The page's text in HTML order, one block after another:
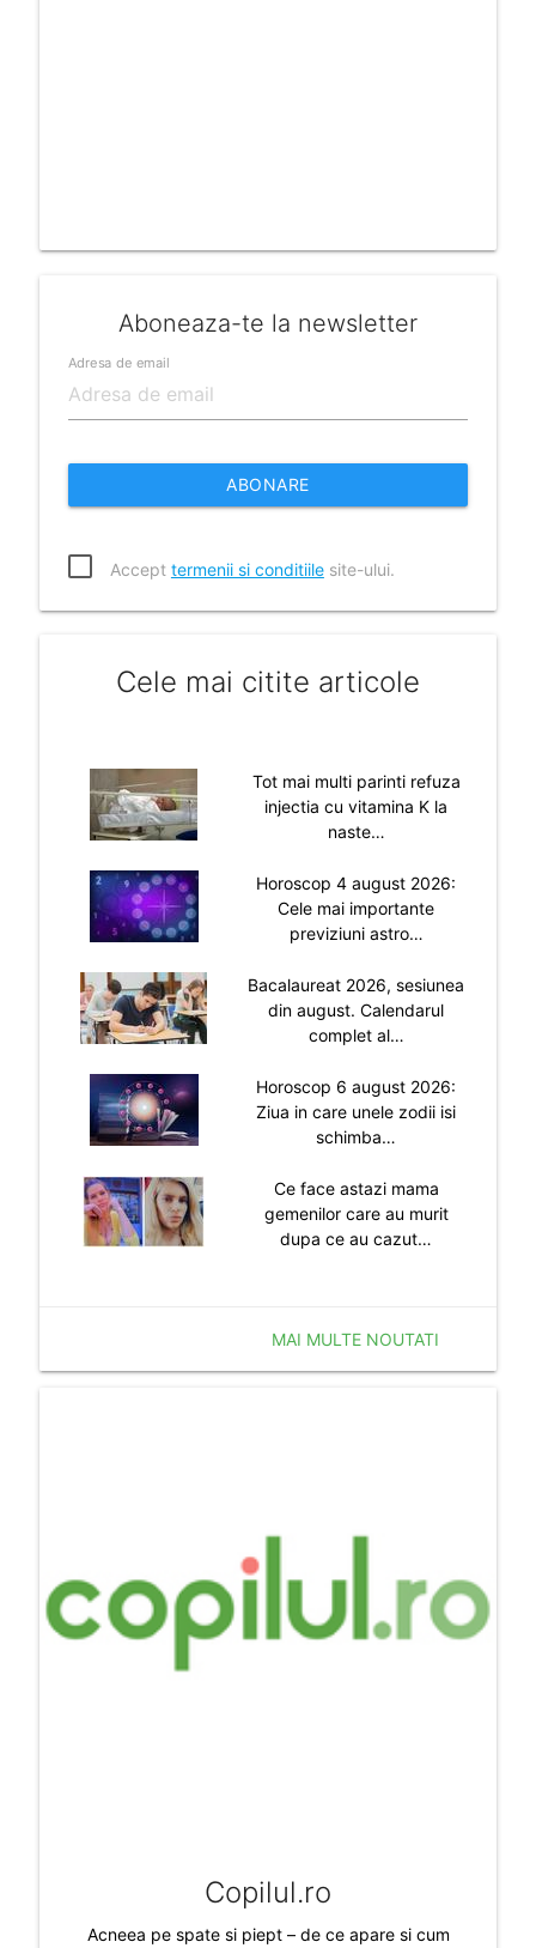
Aboneaza-te la newsletter
Adresa de email
ABONARE
Accept termenii si conditiilesite-ului.
Cele mai citite articole
Tot mai multi parinti refuza
injectia cu vitamina K la
naste…
Horoscop 4 august 2026:
Cele mai importante
previziuni astro…
Bacalaureat 2026, sesiunea
din august. Calendarul
complet al…
Horoscop 6 august 2026:
Ziua in care unele zodii isi
schimba…
Ce face astazi mama
gemenilor care au murit
dupa ce au cazut…
MAI MULTE NOUTATI
Copilul.ro
Acneea pe spate si piept – de ce apare si cum